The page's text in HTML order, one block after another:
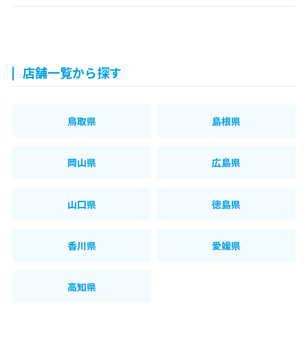
店舗一覧から探す
鳥取県 島根県
岡山県 広島県
山口県 徳島県
香川県 愛媛県
高知県